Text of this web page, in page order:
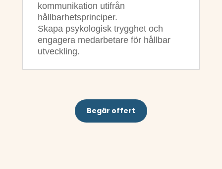
kommunikation utifrån
hållbarhetsprinciper.
Skapa psykologisk trygghet och
engagera medarbetare för hållbar
utveckling.
Begär offert